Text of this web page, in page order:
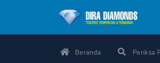
Beranda Periksa